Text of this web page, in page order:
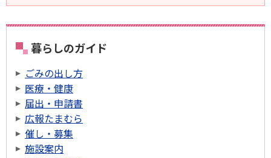
暮らしのガイド
ごみの出し方
医療・健康
届出・申請書
広報たまむら
催し・募集
施設案内